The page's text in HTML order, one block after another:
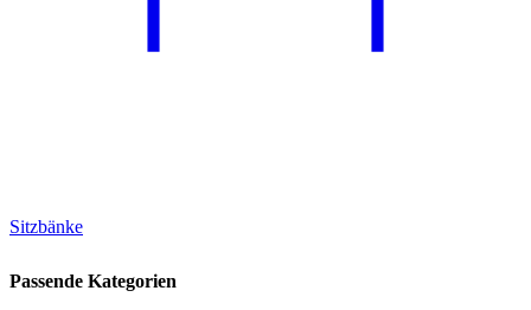
Sitzbänke
Passende Kategorien